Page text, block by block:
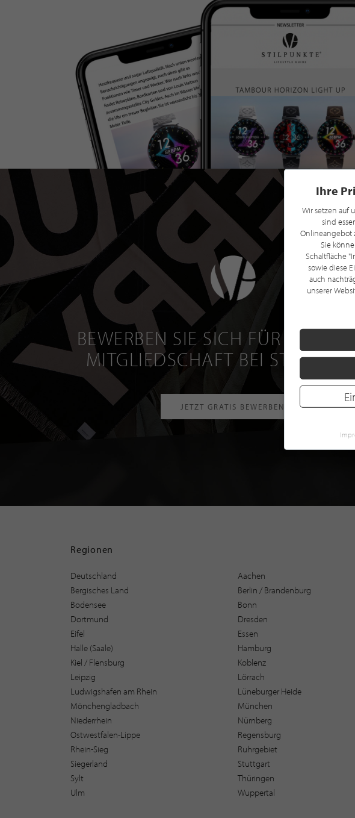
BEWERBEN SIE SICH FÜR EINE
MITGLIEDSCHAFT BEI
JETZT GRATIS BEWERBEN
Regionen
Deutschland Aachen
Bergisches Land
Berlin / Brandenburg
Bodensee
Bonn
Dortmund
Dresden
Eifel
Essen
Halle (Saale)
Hamburg
Kiel / Flensburg
Koblenz
Leipzig
Lörrach
Ludwigshafen am Rhein
Lüneburger Heide
Mönchengladbach
München
Niederrhein
Nürnberg
Ostwestfalen-Lippe
Regensburg
Rhein-Sieg
Ruhrgebiet
Siegerland
Stuttgart
Sylt
Thüringen
Ulm
Wuppertal
Ihre
Wir setzen auf
sind
Onlineangebot
Sie
Schaltfläche
sowie diese
auch
unserer